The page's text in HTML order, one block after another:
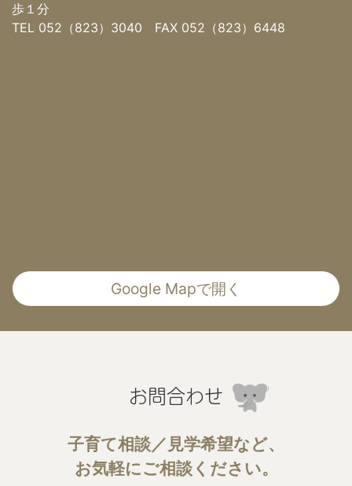
歩１分
TEL 052（823）3040 FAX 052（823）6448
Google Mapで開く
お問合わせ
子育て相談／見学希望など、
お気軽にご相談ください。